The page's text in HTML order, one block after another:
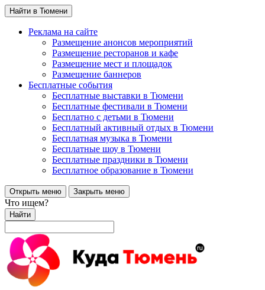
Найти в Тюмени
Реклама на сайте
Размещение анонсов мероприятий
Размещение ресторанов и кафе
Размещение мест и площадок
Размещение баннеров
Бесплатные события
Бесплатные выставки в Тюмени
Бесплатные фестивали в Тюмени
Бесплатно с детьми в Тюмени
Бесплатный активный отдых в Тюмени
Бесплатная музыка в Тюмени
Бесплатные шоу в Тюмени
Бесплатные праздники в Тюмени
Бесплатное образование в Тюмени
Открыть меню Закрыть меню
Что ищем?
Найти